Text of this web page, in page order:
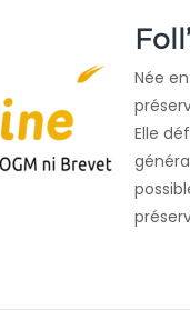
Née
Elle